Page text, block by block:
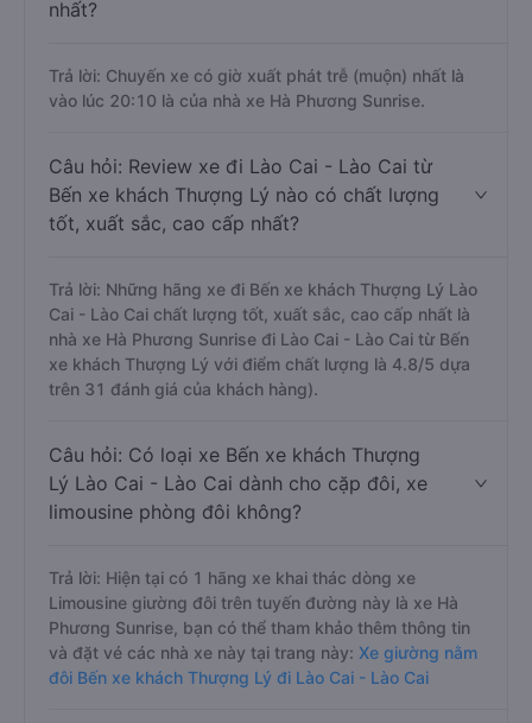
nhất?
Trả lời: Chuyến xe có giờ xuất phát trễ (muộn) nhất là
vào lúc 20:10 là của nhà xe Hà Phương Sunrise.
Câu hỏi: Review xe đi Lào Cai - Lào Cai từ
Bến xe khách Thượng Lý nào có chất lượng
tốt, xuất sắc, cao cấp nhất?
Trả lời: Những hãng xe đi Bến xe khách Thượng Lý Lào
Cai - Lào Cai chất lượng tốt, xuất sắc, cao cấp nhất là
nhà xe Hà Phương Sunrise đi Lào Cai - Lào Cai từ Bến
xe khách Thượng Lý với điểm chất lượng là 4.8/5 dựa
trên 31 đánh giá của khách hàng).
Câu hỏi: Có loại xe Bến xe khách Thượng
Lý Lào Cai - Lào Cai dành cho cặp đôi, xe
limousine phòng đôi không?
Trả lời: Hiện tại có 1 hãng xe khai thác dòng xe
Limousine giường đôi trên tuyến đường này là xe Hà
Phương Sunrise, bạn có thể tham khảo thêm thông tin
và đặt vé các nhà xe này tại trang này: Xe giường nằm
đôi Bến xe khách Thượng Lý đi Lào Cai - Lào Cai